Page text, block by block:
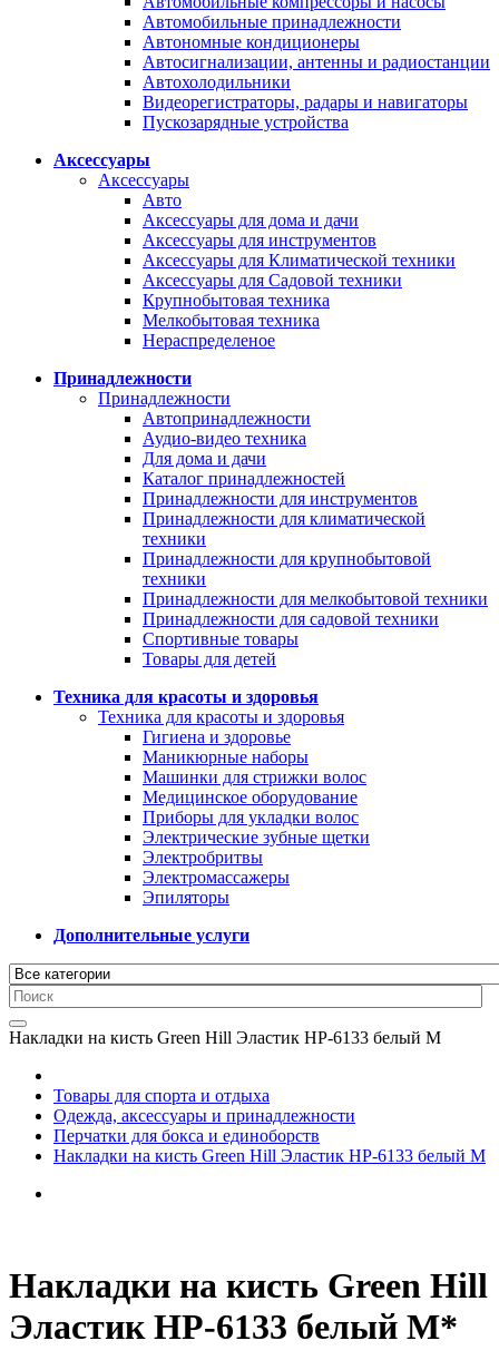
Автомобильные принадлежности
Автономные кондиционеры
Автосигнализации, антенны и радиостанции
Автохолодильники
Видеорегистраторы, радары и навигаторы
Пускозарядные устройства
Аксессуары
Аксессуары
Авто
Аксессуары для дома и дачи
Аксессуары для инструментов
Аксессуары для Климатической техники
Аксессуары для Садовой техники
Крупнобытовая техника
Мелкобытовая техника
Нераспределеное
Принадлежности
Принадлежности
Автопринадлежности
Аудио-видео техника
Для дома и дачи
Каталог принадлежностей
Принадлежности для инструментов
Принадлежности для климатической
техники
Принадлежности для крупнобытовой
техники
Принадлежности для мелкобытовой техники
Принадлежности для садовой техники
Спортивные товары
Товары для детей
Техника для красоты и здоровья
Техника для красоты и здоровья
Гигиена и здоровье
Маникюрные наборы
Машинки для стрижки волос
Медицинское оборудование
Приборы для укладки волос
Электрические зубные щетки
Электробритвы
Электромассажеры
Эпиляторы
Дополнительные услуги
Накладки на кисть Green Hill Эластик HP-6133 белый M
Товары для спорта и отдыха
Одежда, аксессуары и принадлежности
Перчатки для бокса и единоборств
Накладки на кисть Green Hill Эластик HP-6133 белый M
Накладки на кисть Green Hill
Эластик HP-6133 белый M*